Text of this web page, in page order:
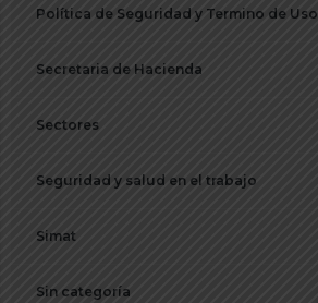
Política de Seguridad y Termino de Uso
Secretaria de Hacienda
Sectores
Seguridad y salud en el trabajo
Simat
Sin categoría